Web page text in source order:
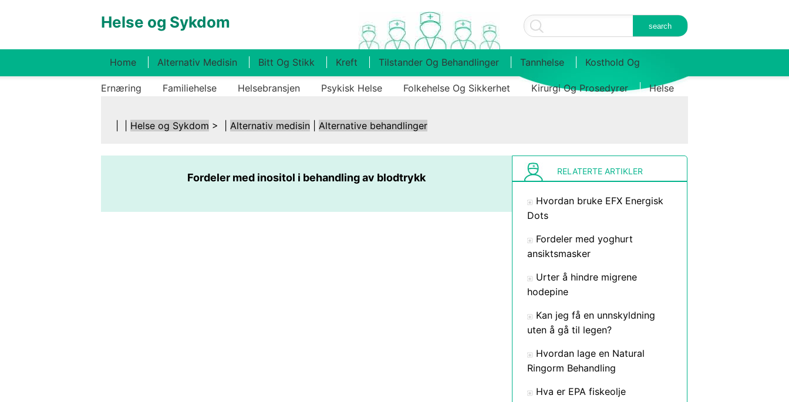
Helse og Sykdom
Home Alternativ Medisin Bitt Og Stikk Kreft Tilstander Og Behandlinger Tannhelse Kosthold Og
Ernæring Familiehelse Helsebransjen Psykisk Helse Folkehelse Og Sikkerhet Kirurgi Og Prosedyrer Helse
Helse og Sykdom > | Alternativ medisin Alternative behandlinger
Fordeler med inositol i behandling av blodtrykk
RELATERTE ARTIKLER
Hvordan bruke EFX Energisk
Dots
Fordeler med yoghurt
ansiktsmasker
Urter å hindre migrene
hodepine
Kan jeg få en unnskyldning
uten å gå til legen?
Hvordan lage en Natural
Ringorm Behandling
Hva er EPA fiskeolje